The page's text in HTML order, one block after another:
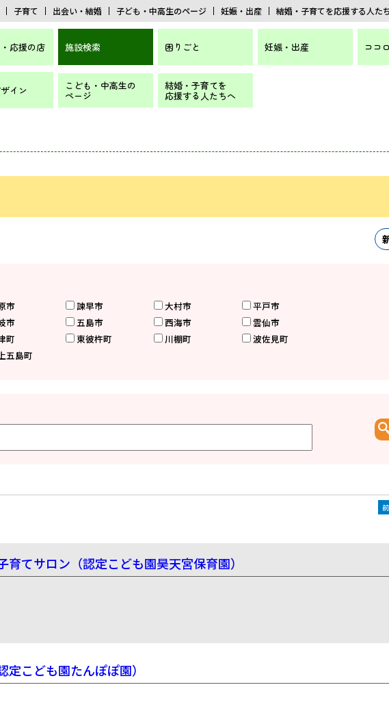
子育て 出会い・結婚 子ども・中高生のページ 妊娠・出産 結婚・子育てを応援する人た
応援の店 施設検索 困りごと 妊娠・出産 ココ
イン こども・中高生の
ページ
結婚・子育てを
応援する人たちへ
市 諫早市 大村市
平戸市
市 五島市 西海市
雲仙市
町 東彼杵町 川棚町
波佐見町
五島町
てサロン（認定こども園昊天宮保育園）
こども園たんぽぽ園）